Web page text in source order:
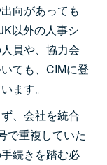
向があっても
以外の人事シ
員や、協力会
ても、CIMに登
ます。
、会社を統合
で重複していた
続きを踏む必